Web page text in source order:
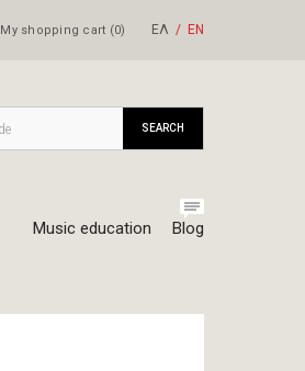
My shopping cart (0) ΕΛ ΕΝ
Music education Blog
SEARCH